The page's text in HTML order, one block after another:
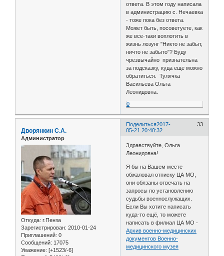
ответа. В этом году написала
в администрацию с. Нечаевка
- тоже пока без ответа.
Может быть, посоветуете, как
же все-таки воплотить в
жизнь лозунг "Никто не забыт,
ничто не забыто"? Буду
чрезвычайно признательна
за подсказку, куда еще можно
обратиться. Тулячка
Васильева Ольга
Леонидовна.
0
Поделиться 33
2017-
05-21 20:40:32
Дворянкин С.А.
Администратор
Откуда: г.Пенза
Зарегистрирован: 2010-01-24
Приглашений: 0
Сообщений: 17075
Уважение: [+1523/-6]
Здравствуйте, Ольга
Леонидовна!
Я бы на Вашем месте
обжаловал отписку ЦА МО,
они обязаны отвечать на
запросы по установлению
судьбы военнослужащих.
Если Вы хотите написать
куда-то ещё, то можете
написать в филиал ЦА МО -
Архив военно-медицинских
документов Военно-
медицинского музея